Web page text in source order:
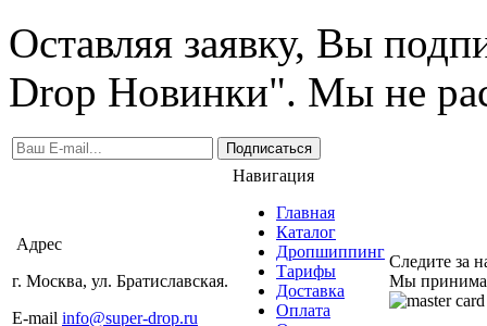
Оставляя заявку, Вы
Drop Новинки". Мы не
Подписаться
Адрес
г. Москва, ул. Братиславская.
E-mail info@super-drop.ru
Навигация
Главная
Каталог
Дропшиппинг
Тарифы
Доставка
Оплата
Следите за
Мы